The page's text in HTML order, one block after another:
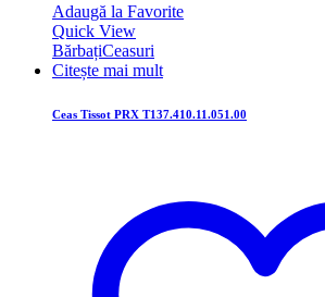
Adaugă la Favorite
Quick View
BărbațiCeasuri
Citește mai mult
Ceas Tissot PRX T137.410.11.051.00